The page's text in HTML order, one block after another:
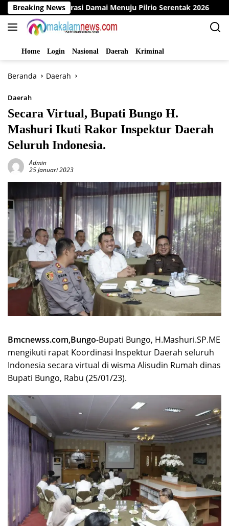
Langsung
ke
konten
Breaking News
Deklarasi Damai Menuju Pilrio Serentak 2026 Dinas
Home Login Nasional Daerah Kriminal
Beranda Daerah
Daerah
Secara Virtual, Bupati Bungo H.
Mashuri Ikuti Rakor Inspektur Daerah
Seluruh Indonesia.
Admin
25 Januari 2023
Bmcnewss.com,Bungo-Bupati Bungo, H.Mashuri.SP.ME
mengikuti rapat Koordinasi Inspektur Daerah seluruh
Indonesia secara virtual di wisma Alisudin Rumah dinas
Bupati Bungo, Rabu (25/01/23).